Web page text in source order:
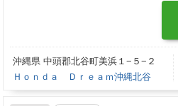
沖縄県 中頭郡北谷町美浜１−５−２
Ｈｏｎｄａ Ｄｒｅａｍ沖縄北谷